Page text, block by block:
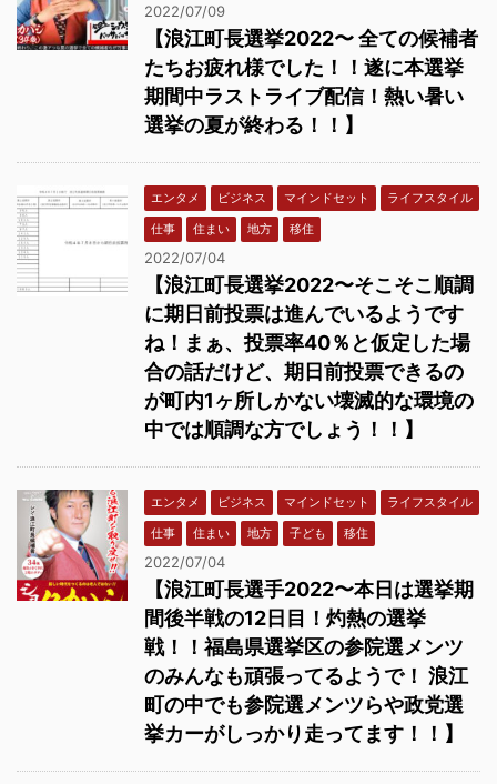
2022/07/09
【浪江町長選挙2022〜 全ての候補者
たちお疲れ様でした！！遂に本選挙
期間中ラストライブ配信！熱い暑い
選挙の夏が終わる！！】
エンタメ ビジネス マインドセット
ライフスタイル
仕事
住まい 地方 移住
2022/07/04
【浪江町長選挙2022〜そこそこ順調
に期日前投票は進んでいるようです
ね！まぁ、投票率40％と仮定した場
合の話だけど、期日前投票できるの
が町内1ヶ所しかない壊滅的な環境の
中では順調な方でしょう！！】
エンタメ ビジネス マインドセット
ライフスタイル
仕事
住まい 地方 子ども 移住
2022/07/04
【浪江町長選手2022〜本日は選挙期
間後半戦の12日目！灼熱の選挙
戦！！福島県選挙区の参院選メンツ
のみんなも頑張ってるようで！ 浪江
町の中でも参院選メンツらや政党選
挙カーがしっかり走ってます！！】